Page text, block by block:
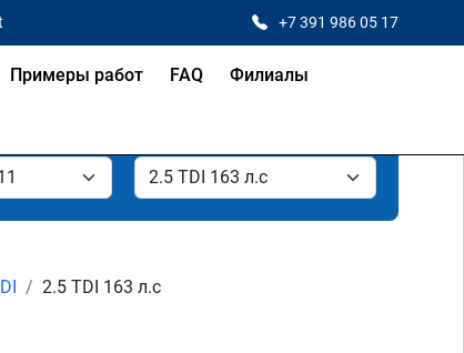
+7 391 986 05 17
Примеры работ FAQ Филиалы
2.5 TDI 163 л.с